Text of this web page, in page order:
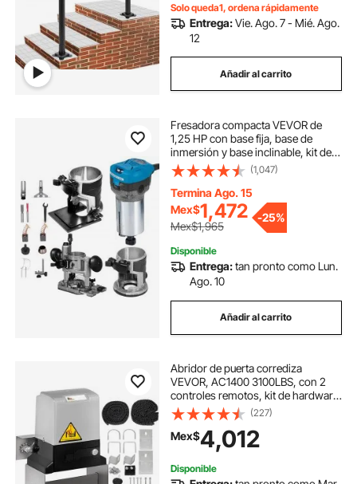
Solo queda1, ordena rápidamente
Entrega:Vie. Ago. 7 - Mié. Ago.
12
Añadir al carrito
Fresadora compacta VEVOR de
1,25 HP con base fija, base de
inmersión y base inclinable, kit de
fresadora para madera de
velocidad variable, par máximo de
30 000 RPM, 800 W, para
carpintería y fabricación de
muebles.
(1,047)
Termina Ago. 15
Mex$1,472
Mex$1,965
-25%
Disponible
Entrega:tan pronto como Lun.
Ago. 10
Añadir al carrito
Abridor de puerta corrediza
VEVOR, AC1400 3100LBS, con 2
controles remotos, kit de hardware
para operador de puerta de
seguridad, velocidad de
movimiento de 43 pies por minuto,
motor eléctrico para puerta
corrediza de entrada rodante
(227)
Mex$4,012
Disponible